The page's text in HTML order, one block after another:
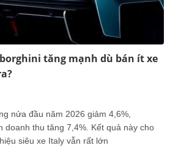
tăng mạnh dù bán ít xe
nửa đầu năm 2026 giảm 4,6%,
doanh thu tăng 7,4%. Kết quả này cho
siêu xe Italy vẫn rất lớn